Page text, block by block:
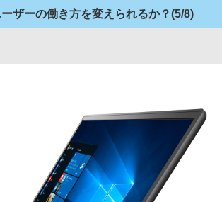
ザーの働き方を変えられるか？(5/8)